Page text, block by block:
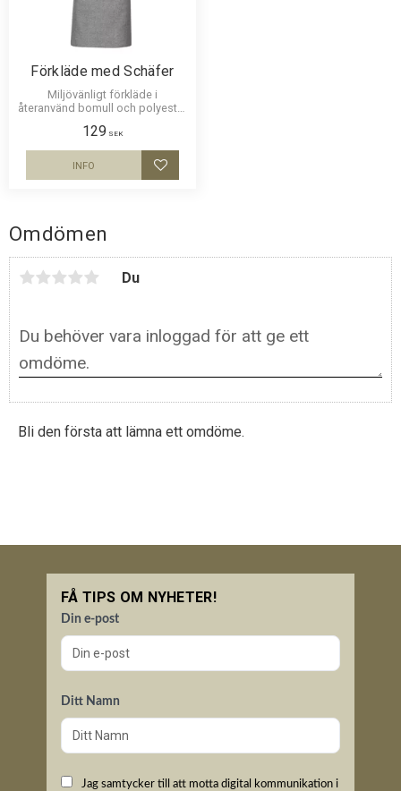
Omdömen
Du
Bli den första att lämna ett omdöme.
Förkläde med Schäfer
Miljövänligt förkläde i
återanvänd bomull och polyester
Motivstorlek ca 18 x 15 cm.
129 SEK
Lägg till i favoriter
INFO
FÅ TIPS OM NYHETER!
Din e-post
Ditt Namn
Jag samtycker till att motta digital kommunikation i